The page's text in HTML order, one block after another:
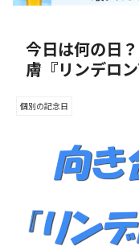
今日は何の日
膚『リンデロ
個別の記念日